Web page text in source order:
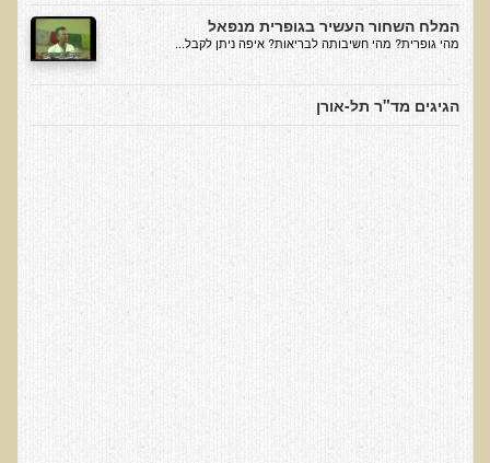
רשימת תוצרת מרוססת
רשימת מאכלים המכילים חומצה אוקסלית
דף כספית
רשימת מאכלים המכילים היסטמין
תודה לך דוקטור על חוויה נהדרת
אדם ורופא שנותן לי אלטרנטיבה אחרת ממה שהרופאים שפגשתי נתנו
לי
המלח השחור העשיר בגופרית מנפאל
מהי גופרית? מהי חשיבותה לבריאות? איפה ניתן לקבל...
הגיגים מד"ר תל-אורן